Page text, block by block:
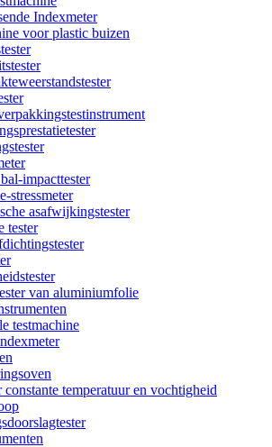
Indexmeter
voor plastic buizen
impacttester
stressmeter
asafwijkingstester
tester
van aluminiumfolie
testmachine
temperatuur en vochtigheid